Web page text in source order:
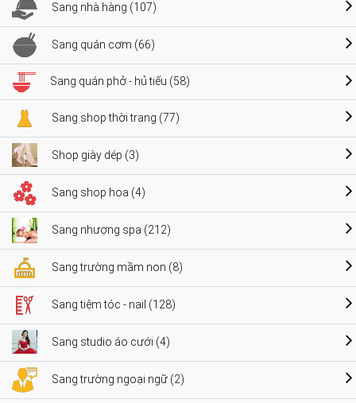
Sang nhà hàng (107)
Sang quán cơm (66)
Sang quán phở - hủ tiếu (58)
Sang shop thời trang (77)
Shop giày dép (3)
Sang shop hoa (4)
Sang nhượng spa (212)
Sang trường mầm non (8)
Sang tiệm tóc - nail (128)
Sang studio áo cưới (4)
Sang trường ngoại ngữ (2)